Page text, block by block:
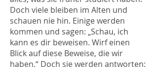
Doch viele bleiben im Alten und
schauen nie hin. Einige werden
kommen und sagen: „Schau, ich
kann es dir beweisen. Wirf einen
Blick auf diese Beweise, die wir
haben.“ Doch sie werden antworten: